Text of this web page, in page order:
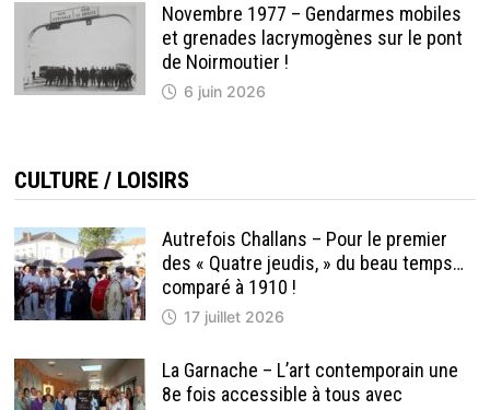
Novembre 1977 – Gendarmes mobiles
et grenades lacrymogènes sur le pont
de Noirmoutier !
6 juin 2026
CULTURE / LOISIRS
Autrefois Challans – Pour le premier
des « Quatre jeudis, » du beau temps…
comparé à 1910 !
17 juillet 2026
La Garnache – L’art contemporain une
8e fois accessible à tous avec